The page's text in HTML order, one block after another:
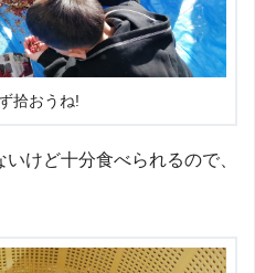
拾おうね!
けど十分食べられるので、